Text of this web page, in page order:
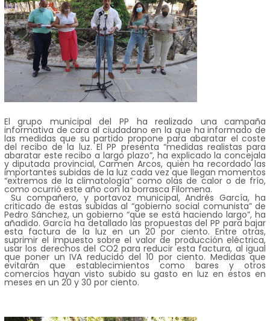
El grupo municipal del PP ha realizado una campaña
informativa de cara al ciudadano en la que ha informado de
las medidas que su partido propone para abaratar el coste
del recibo de la luz. El PP presenta “medidas realistas para
abaratar este recibo a largo plazo”, ha explicado la concejala
y diputada provincial, Carmen Arcos, quien ha recordado las
importantes subidas de la luz cada vez que llegan momentos
“extremos de la climatología” como olas de calor o de frío,
como ocurrió este año con la borrasca Filomena.
Su compañero, y portavoz municipal, Andrés García, ha
criticado de estas subidas al “gobierno social comunista” de
Pedro Sánchez, un gobierno “que se está haciendo largo”, ha
añadido. García ha detallado las propuestas del PP para bajar
esta factura de la luz en un 20 por ciento. Entre otras,
suprimir el impuesto sobre el valor de producción eléctrica,
usar los derechos del CO2 para reducir esta factura, al igual
que poner un IVA reducido del 10 por ciento. Medidas que
evitarán que establecimientos como bares y otros
comercios hayan visto subido su gasto en luz en estos en
meses en un 20 y 30 por ciento.